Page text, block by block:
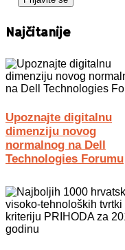
Najčitanije
Upoznajte digitalnu
dimenziju novog
normalnog na Dell
Technologies Forumu